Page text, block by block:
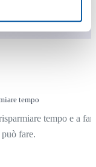
tempo
tempo e a
fare.